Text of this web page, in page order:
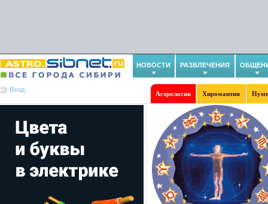
НОВОСТИ РАЗВЛЕЧЕНИЯ
Вход
Астрология Хиромантия